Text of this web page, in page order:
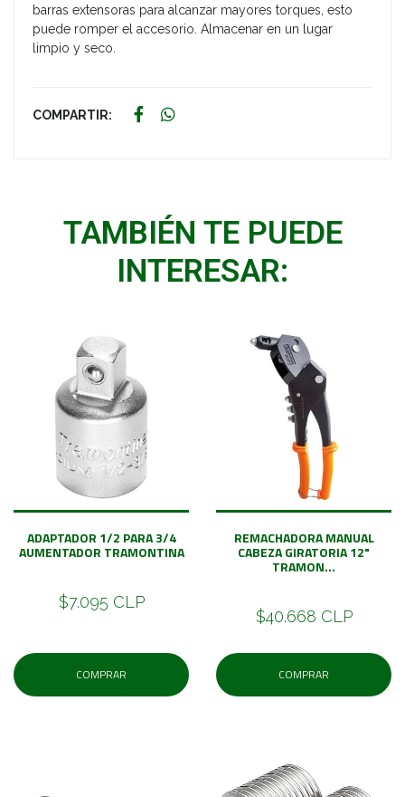
barras extensoras para alcanzar mayores torques, esto
puede romper el accesorio. Almacenar en un lugar
limpio y seco.
COMPARTIR:
TAMBIÉN TE PUEDE
INTERESAR:
ADAPTADOR 1/2 PARA 3/4
AUMENTADOR TRAMONTINA
$7.095 CLP
COMPRAR
REMACHADORA MANUAL
CABEZA GIRATORIA 12"
TRAMON...
$40.668 CLP
COMPRAR